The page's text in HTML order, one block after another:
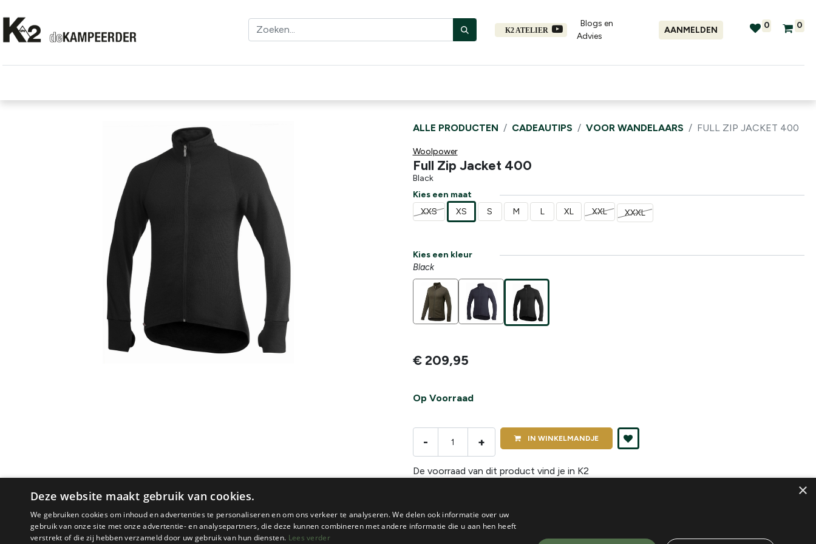
K2 ATELIER
Blogs en
Advies​
AANMELDEN 0 0
ALLE PRODUCTEN CADEAUTIPS VOOR WANDELAARS FULL ZIP JACKET 400
Woolpower
Full Zip Jacket 400
Black
Kies een maat
XXS
XS S M L XL XXL XXXL
Kies een kleur
Black
€209,95
Op Voorraad
- + IN WINKELMANDJE
De voorraad van dit product vind je in K2
×
Deze website maakt gebruik van cookies.
We gebruiken cookies om inhoud en advertenties te personaliseren en om ons verkeer te analyseren. We delen ook informatie over uw
gebruik van onze site met onze advertentie- en analysepartners, die deze kunnen combineren met andere informatie die u aan hen heeft
verstrekt of die zij hebben verzameld door uw gebruik van hun diensten. Lees verder